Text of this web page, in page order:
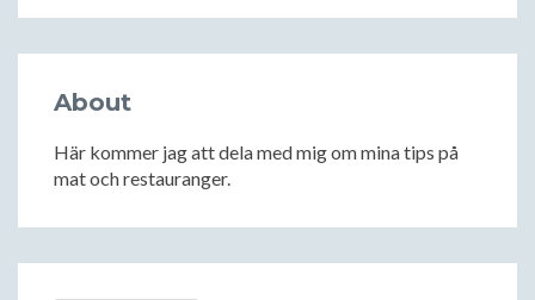
About
Här kommer jag att dela med mig om mina tips på
mat och restauranger.